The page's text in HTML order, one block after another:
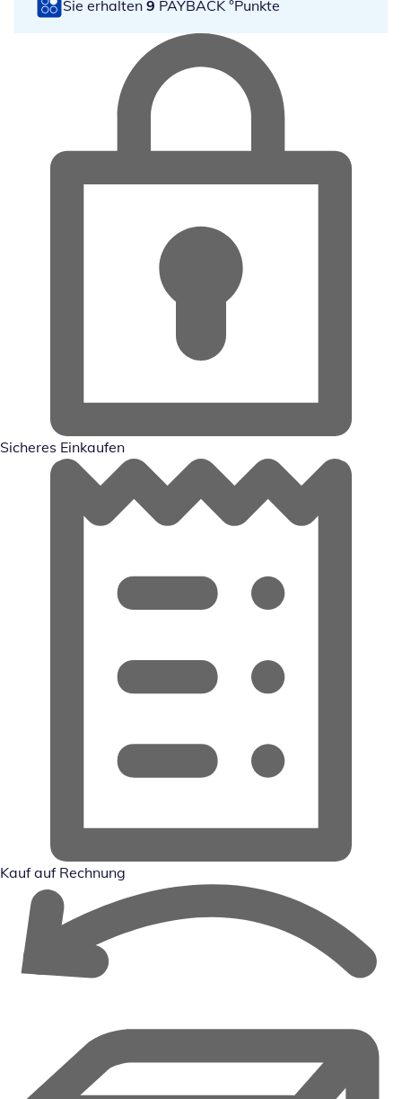
Sie erhalten 9 PAYBACK °Punkte
Sicheres Einkaufen
Kauf auf Rechnung